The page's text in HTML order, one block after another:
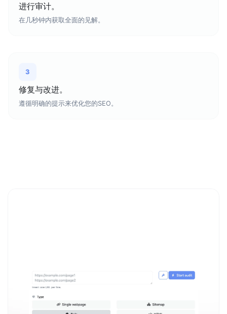
进行审计。
在几秒钟内获取全面的见解。
3
修复与改进。
遵循明确的提示来优化您的SEO。